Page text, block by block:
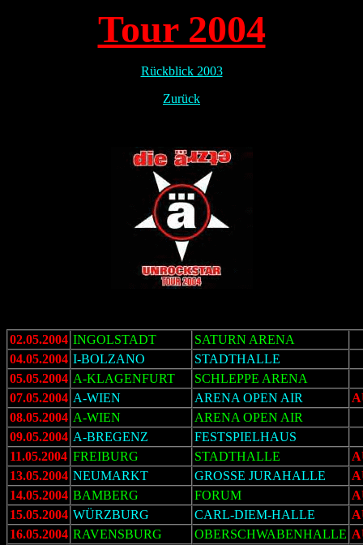
Tour 2004
Rückblick 2003
Zurück
02.05.2004 INGOLSTADT
SATURN ARENA
04.05.2004 I-BOLZANO
STADTHALLE
05.05.2004 A-KLAGENFURT
SCHLEPPE ARENA
07.05.2004 A-WIEN ARENA OPEN AIR
08.05.2004 A-WIEN
ARENA OPEN AIR
09.05.2004 A-BREGENZ
FESTSPIELHAUS
11.05.2004 FREIBURG STADTHALLE
13.05.2004 NEUMARKT GROSSE JURAHALLE
14.05.2004 BAMBERG FORUM
15.05.2004 WÜRZBURG CARL-DIEM-HALLE
16.05.2004 RAVENSBURG OBERSCHWABENHALLE